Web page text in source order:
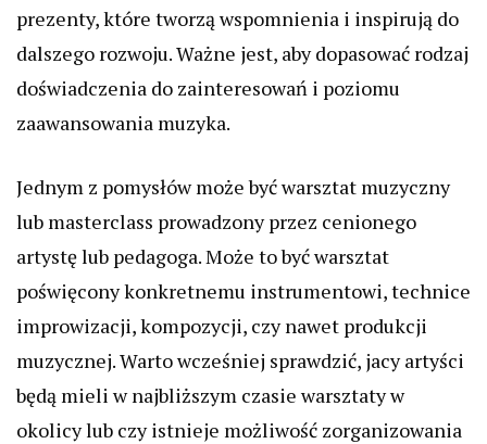
prezenty, które tworzą wspomnienia i inspirują do
dalszego rozwoju. Ważne jest, aby dopasować rodzaj
doświadczenia do zainteresowań i poziomu
zaawansowania muzyka.
Jednym z pomysłów może być warsztat muzyczny
lub masterclass prowadzony przez cenionego
artystę lub pedagoga. Może to być warsztat
poświęcony konkretnemu instrumentowi, technice
improwizacji, kompozycji, czy nawet produkcji
muzycznej. Warto wcześniej sprawdzić, jacy artyści
będą mieli w najbliższym czasie warsztaty w
okolicy lub czy istnieje możliwość zorganizowania